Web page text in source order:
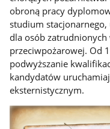
obroną pracy
studium stacjonarnego,
dla osób
przeciwpożarowej. Od
podwyższanie
kandydatów
eksternistycznym.